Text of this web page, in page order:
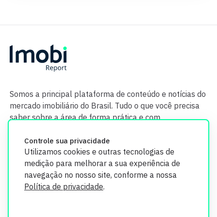
Controle sua privacidade
Utilizamos cookies e outras tecnologias de
medição para melhorar a sua experiência de
navegação no nosso site, conforme a nossa
Política de privacidade.
Somos a principal plataforma de conteúdo e notícias do
mercado imobiliário do Brasil. Tudo o que você precisa
saber sobre a área de forma prática e com